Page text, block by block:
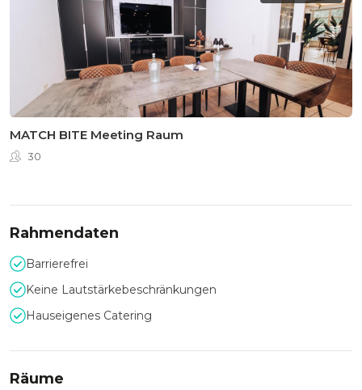
MATCH BITE Meeting Raum
30
Rahmendaten
Barrierefrei
Keine Lautstärkebeschränkungen
Hauseigenes Catering
Räume